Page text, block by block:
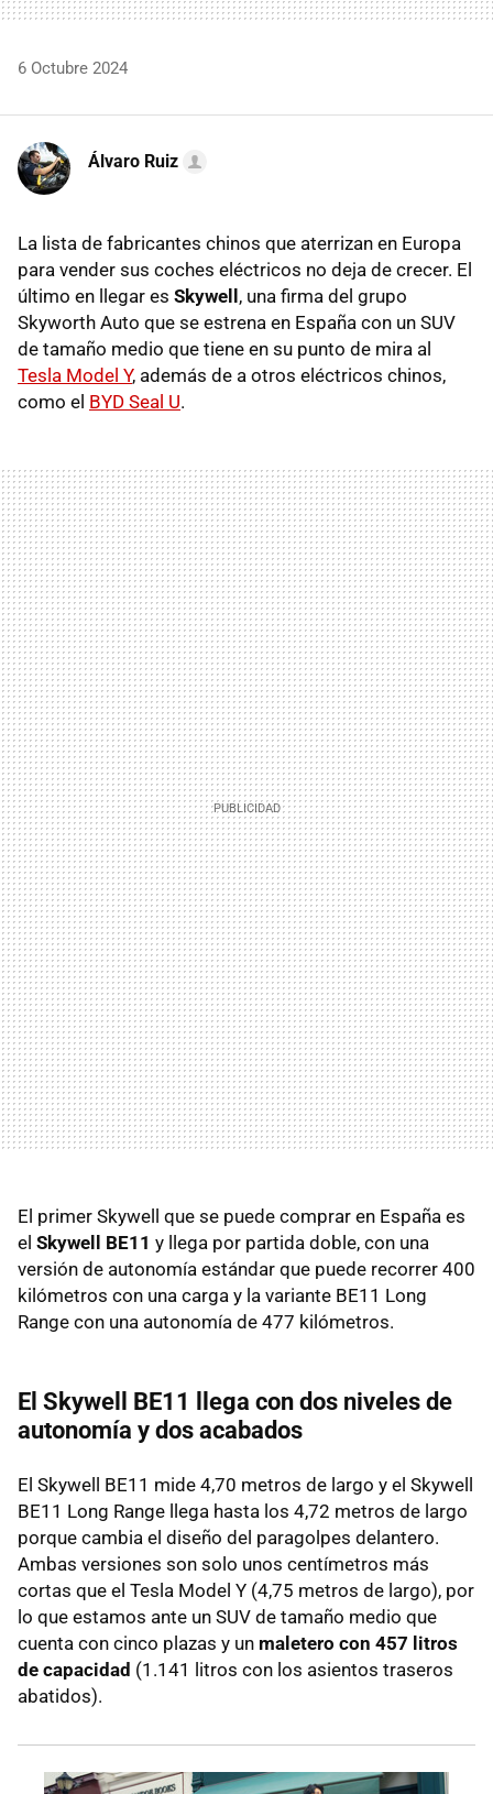
6 Octubre 2024
Álvaro Ruiz
La lista de fabricantes chinos que aterrizan en Europa
para vender sus coches eléctricos no deja de crecer. El
último en llegar es Skywell, una firma del grupo
Skyworth Auto que se estrena en España con un SUV
de tamaño medio que tiene en su punto de mira al
Tesla Model Y, además de a otros eléctricos chinos,
como el BYD Seal U.
El primer Skywell que se puede comprar en España es
el Skywell BE11 y llega por partida doble, con una
versión de autonomía estándar que puede recorrer 400
kilómetros con una carga y la variante BE11 Long
Range con una autonomía de 477 kilómetros.
El Skywell BE11 llega con dos niveles de
autonomía y dos acabados
El Skywell BE11 mide 4,70 metros de largo y el Skywell
BE11 Long Range llega hasta los 4,72 metros de largo
porque cambia el diseño del paragolpes delantero.
Ambas versiones son solo unos centímetros más
cortas que el Tesla Model Y (4,75 metros de largo), por
lo que estamos ante un SUV de tamaño medio que
cuenta con cinco plazas y un maletero con 457 litros
de capacidad (1.141 litros con los asientos traseros
abatidos).